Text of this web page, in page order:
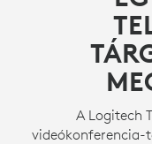
A Logitech